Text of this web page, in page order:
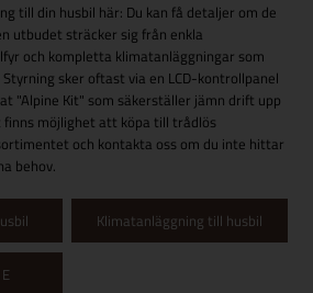
till din husbil här: Du kan få detaljer om de
utbudet sträcker sig från enkla
och kompletta klimatanläggningar som
sker oftast via en LCD-kontrollpanel
"Alpine Kit" som säkerställer jämn drift upp
möjlighet att köpa till trådlös
och kontakta oss om du inte hittar
behov.
Klimatanläggning till husbil